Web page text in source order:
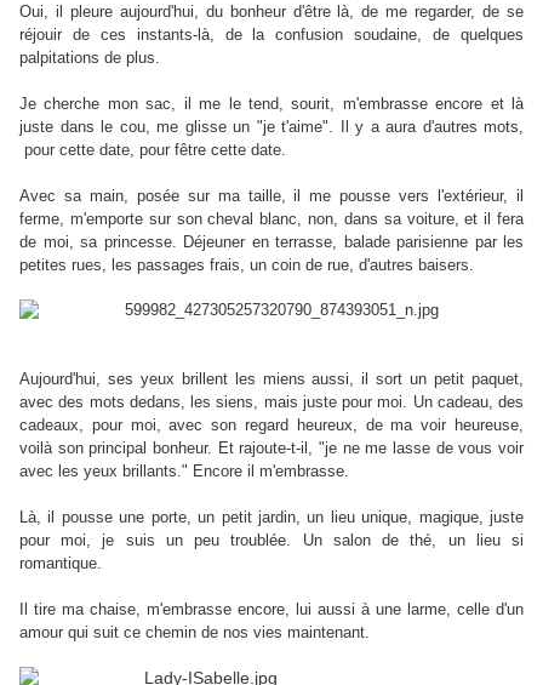
Oui, il pleure aujourd'hui, du bonheur d'être là, de me regarder, de se
réjouir de ces instants-là, de la confusion soudaine, de quelques
palpitations de plus.
Je cherche mon sac, il me le tend, sourit, m'embrasse encore et là
juste dans le cou, me glisse un "je t'aime". Il y a aura d'autres mots,
pour cette date, pour fêtre cette date.
Avec sa main, posée sur ma taille, il me pousse vers l'extérieur, il
ferme, m'emporte sur son cheval blanc, non, dans sa voiture, et il fera
de moi, sa princesse. Déjeuner en terrasse, balade parisienne par les
petites rues, les passages frais, un coin de rue, d'autres baisers.
Aujourd'hui, ses yeux brillent les miens aussi, il sort un petit paquet,
avec des mots dedans, les siens, mais juste pour moi. Un cadeau, des
cadeaux, pour moi, avec son regard heureux, de ma voir heureuse,
voilà son principal bonheur. Et rajoute-t-il, "je ne me lasse de vous voir
avec les yeux brillants." Encore il m'embrasse.
Là, il pousse une porte, un petit jardin, un lieu unique, magique, juste
pour moi, je suis un peu troublée. Un salon de thé, un lieu si
romantique.
Il tire ma chaise, m'embrasse encore, lui aussi à une larme, celle d'un
amour qui suit ce chemin de nos vies maintenant.